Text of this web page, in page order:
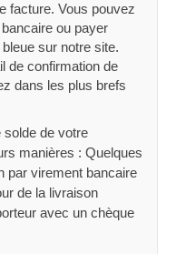
facture. Vous pouvez
ou payer
sur notre site.
de confirmation de
dans les plus brefs
solde de votre
manières : Quelques
par virement bancaire
de la livraison
avec un chèque